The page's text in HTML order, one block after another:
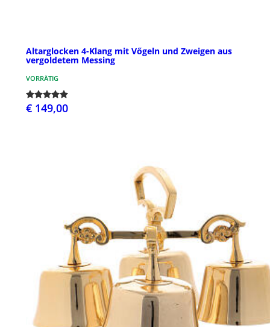
Altarglocken 4-Klang mit Vőgeln und Zweigen aus
vergoldetem Messing
VORRÄTIG
€ 149,00